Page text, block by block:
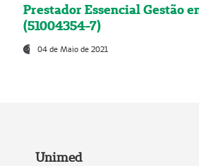
Prestador Essencial Gestão
(51004354-7)
04 de Maio de 2021
Unimed